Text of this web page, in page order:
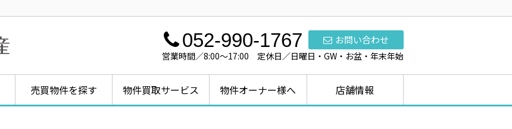
お問い合わせ
052-990-1767
営業時間／8:00～17:00 定休日／日曜日・GW・お盆・年末年始
売買物件を探す 物件買取サービス 物件オーナー様へ 店舗情報